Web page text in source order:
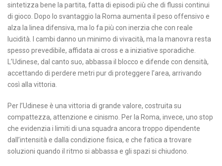
sintetizza bene la partita, fatta di episodi più che di flussi continui
di gioco. Dopo lo svantaggio la Roma aumenta il peso offensivo e
alza la linea difensiva, ma lo fa più con inerzia che con reale
lucidità. I cambi danno un minimo di vivacità, ma la manovra resta
spesso prevedibile, affidata ai cross e a iniziative sporadiche.
L’Udinese, dal canto suo, abbassa il blocco e difende con densità,
accettando di perdere metri pur di proteggere l’area, arrivando
così alla vittoria.
Per l’Udinese è una vittoria di grande valore, costruita su
compattezza, attenzione e cinismo. Per la Roma, invece, uno stop
che evidenzia i limiti di una squadra ancora troppo dipendente
dall’intensità e dalla condizione fisica, e che fatica a trovare
soluzioni quando il ritmo si abbassa e gli spazi si chiudono.